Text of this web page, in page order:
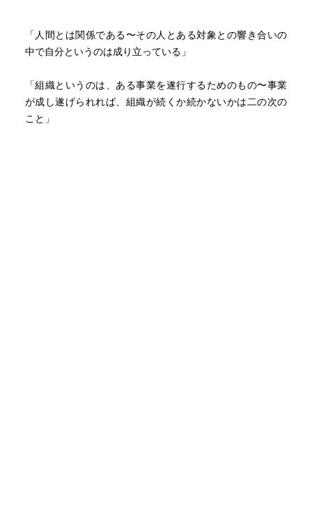
「人間とは関係である〜その人とある対象との響き合いの
中で自分というのは成り立っている」
「組織というのは、ある事業を遂行するためのもの〜事業
が成し遂げられれば、組織が続くか続かないかは二の次の
こと」